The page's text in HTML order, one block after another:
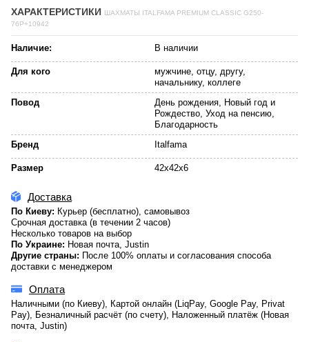
ХАРАКТЕРИСТИКИ ШАХМАТЫ ITALFAMA PREMIUM CLASSIC G250-
76P+10942
Наличие: В наличии
Для кого
мужчине, отцу, другу,
начальнику, коллеге
Повод
День рождения, Новый год и
Рождество, Уход на пенсию,
Благодарность
Бренд
Italfama
Размер 42x42x6
Доставка
По Киеву: Курьер (бесплатно), самовывоз
Срочная доставка (в течении 2 часов)
Несколько товаров на выбор
По Украине: Новая почта, Justin
Другие страны: После 100% оплаты и согласования способа
доставки с менеджером
Оплата
Наличными (по Киеву), Картой онлайн (LiqPay, Google Pay, Privat
Pay), Безналичный расчёт (по счету), Наложенный платёж (Новая
почта, Justin)